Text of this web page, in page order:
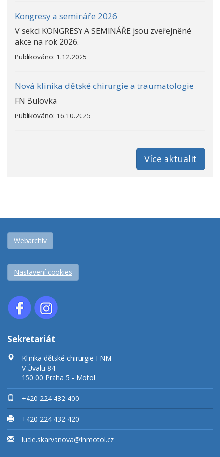
Kongresy a semináře 2026
V sekci KONGRESY A SEMINÁŘE jsou zveřejněné
akce na rok 2026.
Publikováno: 1.12.2025
Nová klinika dětské chirurgie a traumatologie
FN Bulovka
Publikováno: 16.10.2025
Více aktualit
Webarchiv
Nastavení cookies
Sekretariát
Klinika dětské chirurgie FNM
V Úvalu 84
150 00 Praha 5 - Motol
+420 224 432 400
+420 224 432 420
lucie.skarvanova@fnmotol.cz